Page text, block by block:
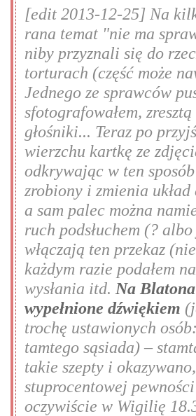
[edit 2013-12-25] Na
rana temat "nie ma
niby przyznali się do
torturach (część może
Jednego ze sprawców
sfotografowałem,
głośniki... Teraz po
wierzchu kartkę ze
odkrywając w ten
zrobiony i zmienia
a sam palec można
ruch podsłuchem (?
włączają ten przekaz
każdym razie podałem
wysłania itd. Na
wypełnione dźwiękiem
trochę ustawionych
tamtego sąsiada) –
takie szepty i
stuprocentowej
oczywiście w Wigilię